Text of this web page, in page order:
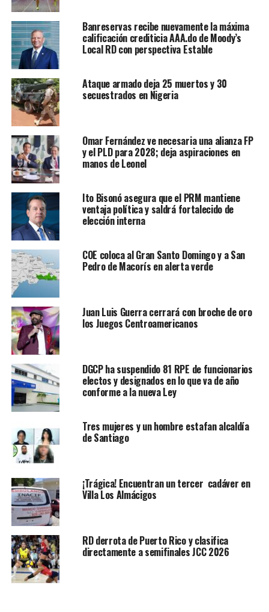
Banreservas recibe nuevamente la máxima
calificación crediticia AAA.do de Moody’s
Local RD con perspectiva Estable
Ataque armado deja 25 muertos y 30
secuestrados en Nigeria
Omar Fernández ve necesaria una alianza FP
y el PLD para 2028; deja aspiraciones en
manos de Leonel
Ito Bisonó asegura que el PRM mantiene
ventaja política y saldrá fortalecido de
elección interna
COE coloca al Gran Santo Domingo y a San
Pedro de Macorís en alerta verde
Juan Luis Guerra cerrará con broche de oro
los Juegos Centroamericanos
DGCP ha suspendido 81 RPE de funcionarios
electos y designados en lo que va de año
conforme a la nueva Ley
Tres mujeres y un hombre estafan alcaldía
de Santiago
¡Trágica! Encuentran un tercer cadáver en
Villa Los Almácigos
RD derrota de Puerto Rico y clasifica
directamente a semifinales JCC 2026